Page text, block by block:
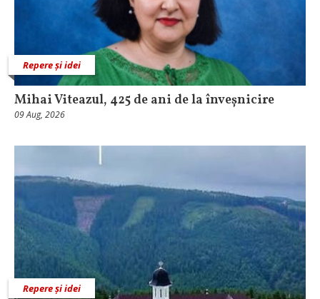
Repere și idei
Mihai Viteazul, 425 de ani de la înveșnicire
09 Aug, 2026
Repere și idei